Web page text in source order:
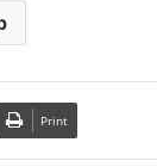
Print